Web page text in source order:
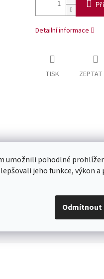
umožnili pohodlné
jeho funkce, výkon
Odmítnout
Detailní informace
TISK ZEPTAT